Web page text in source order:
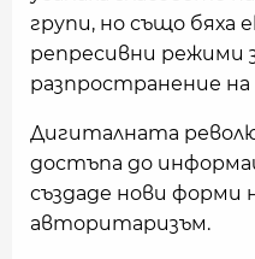
групи, но също бяха
репресивни режими
разпространение на
Дигиталната
достъпа до
създаде нови форми
авторитаризъм.